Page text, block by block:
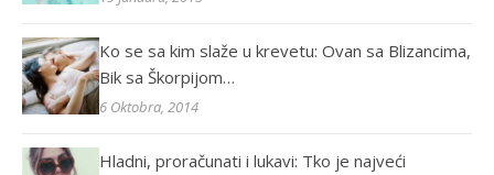
Ko se sa kim slaže u krevetu: Ovan sa Blizancima,
Bik sa Škorpijom…
6 Oktobra, 2014
Hladni, proračunati i lukavi: Tko je najveći